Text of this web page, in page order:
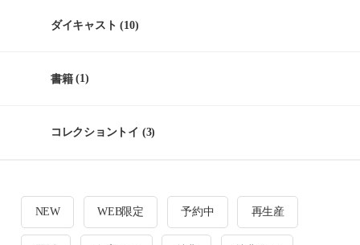
ダイキャスト (10)
書籍(1)
コレクショントイ (3)
NEW WEB限定 予約中 再生産